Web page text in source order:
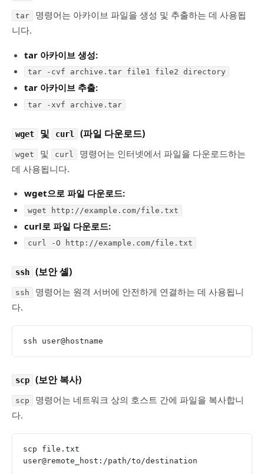
tar
명령어는 아카이브 파일을 생성 및 추출하는 데 사용됩
니다.
tar 아카이브 생성:
tar -cvf archive.tar file1 file2 directory
tar 아카이브 추출:
tar -xvf archive.tar
wget 및 curl (파일 다운로드)
wget 및 curl
명령어는 인터넷에서 파일을 다운로드하는
데 사용됩니다.
wget으로 파일 다운로드:
wget http://example.com/file.txt
curl로 파일 다운로드:
curl -O http://example.com/file.txt
ssh (보안 셸)
ssh
명령어는 원격 서버에 안전하게 연결하는 데 사용됩니
다.
ssh user@hostname
scp (보안 복사)
scp
명령어는 네트워크 상의 호스트 간에 파일을 복사합니
다.
scp file.txt
user@remote_host:/path/to/destination